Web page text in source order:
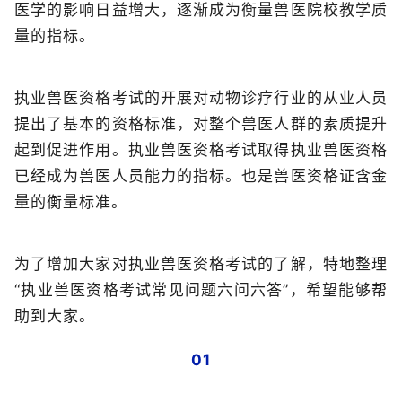
医学的影响日益增大，逐渐成为衡量兽医院校教学质
量的指标。
执业兽医资格考试的开展对动物诊疗行业的从业人员
提出了基本的资格标准，对整个兽医人群的素质提升
起到促进作用。执业兽医资格考试取得执业兽医资格
已经成为兽医人员能力的指标。也是兽医资格证含金
量的衡量标准。
为了增加大家对执业兽医资格考试的了解，特地整理
“执业兽医资格考试常见问题六问六答”，希望能够帮
助到大家。
01